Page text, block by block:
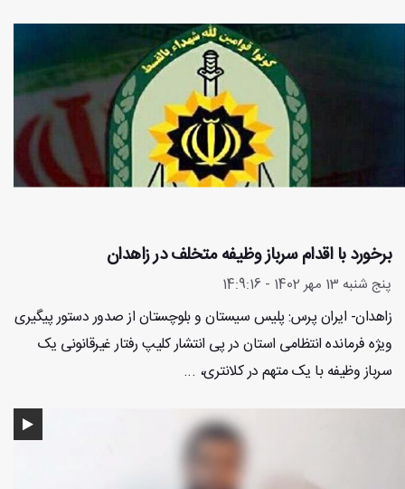
برخورد با اقدام سرباز وظیفه متخلف در زاهدان
پنج شنبه 13 مهر 1402 - 14:9:16
زاهدان- ایران پرس: پلیس سیستان و بلوچستان از صدور دستور پیگیری
ویژه فرمانده انتظامی استان در پی انتشار کلیپ رفتار غیرقانونی یک
سرباز وظیفه با یک متهم در کلانتری، ...